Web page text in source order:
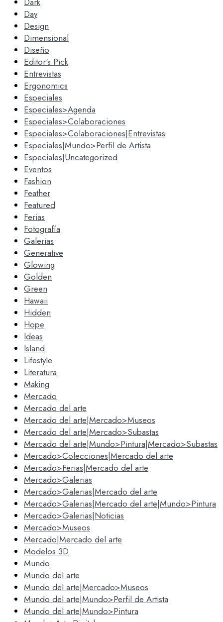
Day
Design
Dimensional
Diseño
Editor's Pick
Entrevistas
Ergonomics
Especiales
Especiales>Agenda
Especiales>Colaboraciones
Especiales>Colaboraciones|Entrevistas
Especiales|Mundo>Perfil de Artista
Especiales|Uncategorized
Eventos
Fashion
Feather
Featured
Ferias
Fotografía
Galerias
Generative
Glowing
Golden
Green
Hawaii
Hidden
Hope
Ideas
Island
Lifestyle
Literatura
Making
Mercado
Mercado del arte
Mercado del arte|Mercado>Museos
Mercado del arte|Mercado>Subastas
Mercado del arte|Mundo>Pintura|Mercado>Subastas
Mercado>Colecciones|Mercado del arte
Mercado>Ferias|Mercado del arte
Mercado>Galerias
Mercado>Galerias|Mercado del arte
Mercado>Galerias|Mercado del arte|Mundo>Pintura
Mercado>Galerias|Noticias
Mercado>Museos
Mercado|Mercado del arte
Modelos 3D
Mundo
Mundo del arte
Mundo del arte|Mercado>Museos
Mundo del arte|Mundo>Perfil de Artista
Mundo del arte|Mundo>Pintura